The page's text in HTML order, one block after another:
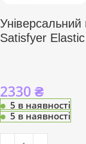
Універсальний
Satisfyer
2330 ₴
5 в наявності
5 в наявності